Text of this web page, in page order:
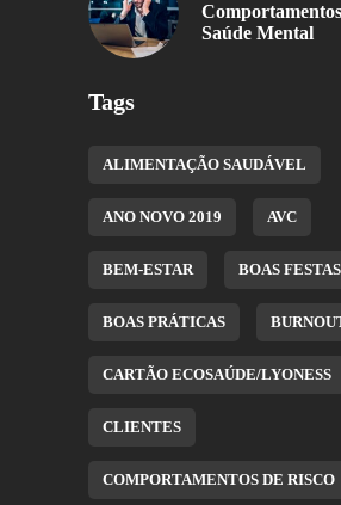
Saúde Mental
Tags
ALIMENTAÇÃO SAUDÁVEL
ANO NOVO 2019 AVC
BEM-ESTAR BOAS FESTAS
BOAS PRÁTICAS
CARTÃO ECOSAÚDE/LYONESS
CLIENTES
COMPORTAMENTOS DE RISCO